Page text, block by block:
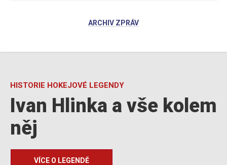
ARCHIV ZPRÁV
HISTORIE HOKEJOVÉ LEGENDY
Ivan Hlinka a vše kolem
něj
VÍCE O LEGENDĚ